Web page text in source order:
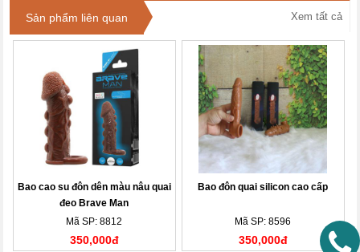
Sản phẩm liên quan Xem tất cả
Bao cao su đôn dên màu nâu quai
đeo Brave Man
Mã SP: 8812
350,000đ
Bao đôn quai silicon cao cấp
Mã SP: 8596
350,000đ